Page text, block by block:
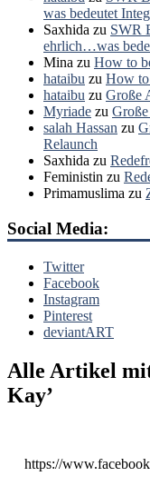
was bedeutet
Saxhida zu SWR
ehrlich…was
Mina zu How to
hataibu zu How
hataibu zu Große
Myriade zu
salah Hassan zu
Relaunch
Saxhida zu
Feministin zu
Primamuslima zu
Social Media:
Twitter
Facebook
Instagram
Pinterest
deviantART
Alle Artikel
Kay’
https://